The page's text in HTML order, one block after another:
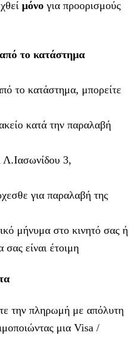
μόνο για προορισμούς
το κατάστημα
το κατάστημα, μπορείτε
κατά την παραλαβή
Λ.Ιασωνίδου 3,
για παραλαβή της
μήνυμα στο κινητό σας ή
είναι έτοιμη
την πληρωμή με απόλυτη
μια Visa /